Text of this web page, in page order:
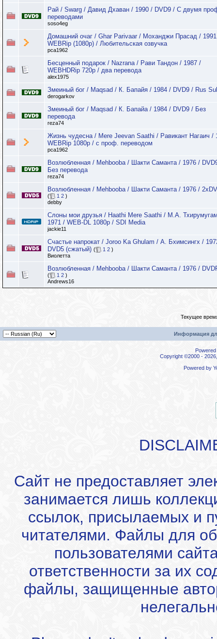
Рай / Swarg / Давид Дхаван / 1990 / DVD9 / С двумя
переводами
soso4eg
Домашний очаг / Ghar Parivaar / Моханджи Прасад /
WEBRip (1080p) / Любительская озвучка
pca1962
Бесценный подарок / Nazrana / Рави Тандон / 1987 /
WEBHDRip 720p / два перевода
alex1975
Змеиный бог / Maqsad / К. Бапайя / 1984 / DVD9 / Rus
derogarkov
Змеиный бог / Maqsad / К. Бапайа / 1984 / DVD9 / Без
перевода
reza74
Жизнь чудесна / Mere Jeevan Saathi / Равикант Нагаич /
WEBRip 1080p / с проф. переводом
pca1962
Возлюбленная / Mehbooba / Шакти Саманта / 1976 /
Без перевода
reza74
Возлюбленная / Mehbooba / Шакти Саманта / 1976 /
( 1 2 )
debby
Слоны мои друзья / Haathi Mere Saathi / М.А.
1971 / WEB-DL 1080p / SDI Media
jackie11
Счастье напрокат / Joroo Ka Ghulam / А. Бхимсингх /
DVD5 (сжатый) ( 1 2 )
Виолетта
Возлюбленная / Mehbooba / Шакти Саманта / 1976 /
( 1 2 )
Andrews16
Текущее
Информация
Copyright ©2000 -
Powered by
Сайт не предоставляет
занимается лишь
ссылок, присылаемых и
читателями. Файлы для
пользователями
ответственности за их
файлы, защищенные